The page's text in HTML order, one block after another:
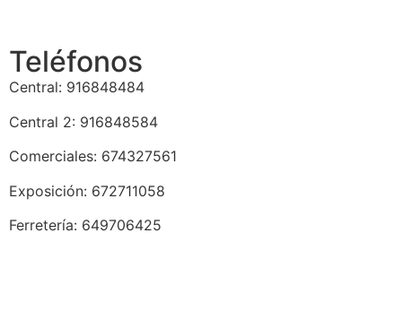
Teléfonos
Central: 916848484
Central 2: 916848584
Comerciales: 674327561
Exposición: 672711058
Ferretería: 649706425